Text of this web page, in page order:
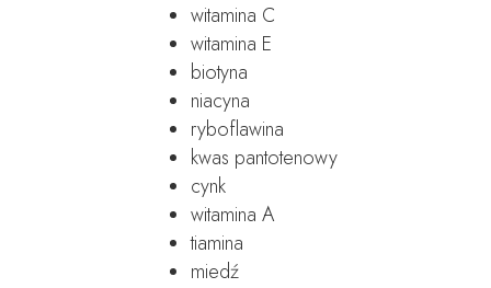
witamina C
witamina E
biotyna
niacyna
ryboflawina
kwas pantotenowy
cynk
witamina A
tiamina
miedź